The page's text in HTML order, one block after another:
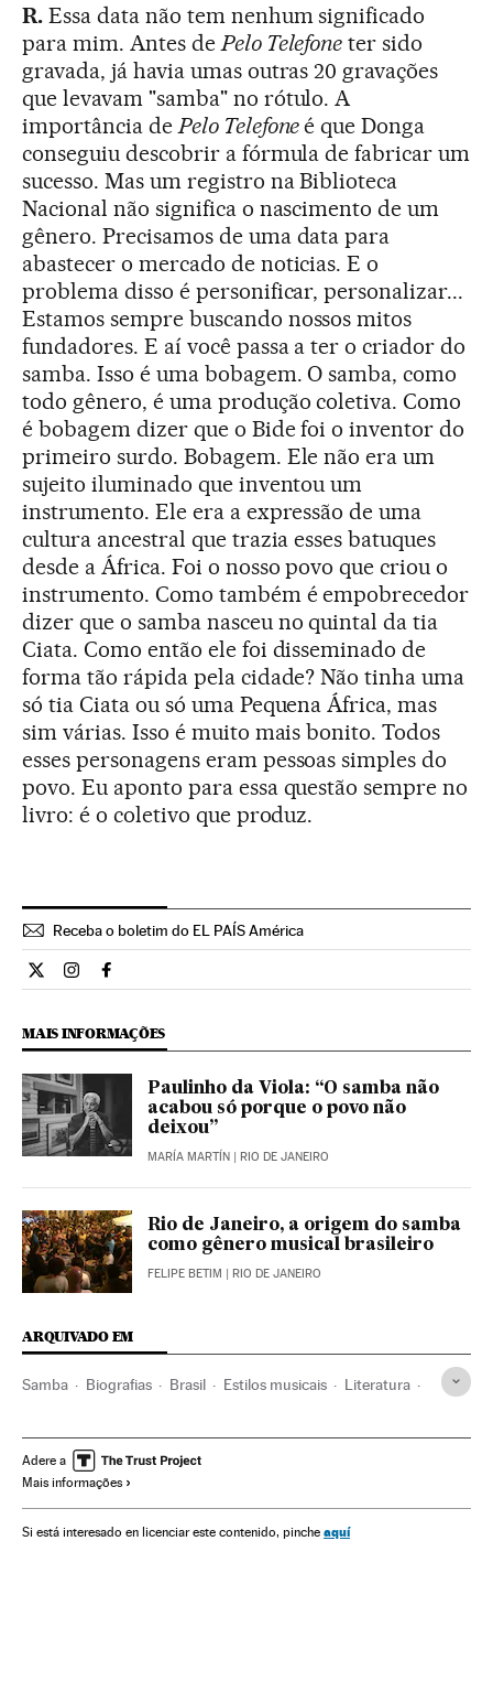
R.Essa data não tem nenhum significado
para mim. Antes dePelo Telefone ter sido
gravada, já havia umas outras 20 gravações
que levavam "samba" no rótulo. A
importância dePelo Telefoneé que Donga
conseguiu descobrir a fórmula de fabricar um
sucesso. Mas um registro na Biblioteca
Nacional não significa o nascimento de um
gênero. Precisamos de uma data para
abastecer o mercado de noticias. E o
problema disso é personificar, personalizar...
Estamos sempre buscando nossos mitos
fundadores. E aí você passa a ter o criador do
samba. Isso é uma bobagem. O samba, como
todo gênero, é uma produção coletiva. Como
é bobagem dizer que o Bide foi o inventor do
primeiro surdo. Bobagem. Ele não era um
sujeito iluminado que inventou um
instrumento. Ele era a expressão de uma
cultura ancestral que trazia esses batuques
desde a África. Foi o nosso povo que criou o
instrumento. Como também é empobrecedor
dizer que o samba nasceu no quintal da tia
Ciata. Como então ele foi disseminado de
forma tão rápida pela cidade? Não tinha uma
só tia Ciata ou só uma Pequena África, mas
sim várias. Isso é muito mais bonito. Todos
esses personagens eram pessoas simples do
povo. Eu aponto para essa questão sempre no
livro: é o coletivo que produz.
Receba o boletim do EL PAÍS América
Cultura El País Brasil en Twitter
Cultura El País Brasil en Instagram
Cultura El País Brasil en Facebook
MAIS INFORMAÇÕES
Paulinho da Viola: “O samba não
acabou só porque o povo não
deixou”
MARÍA MARTÍN | RIO DE JANEIRO
Rio de Janeiro, a origem do samba
como gênero musical brasileiro
FELIPE BETIM | RIO DE JANEIRO
ARQUIVADO EM
Samba Biografias Brasil Estilos musicais Literatura
Cultura
Adere a
Mais informações
Si está interesado en licenciar este contenido, pinche aquí